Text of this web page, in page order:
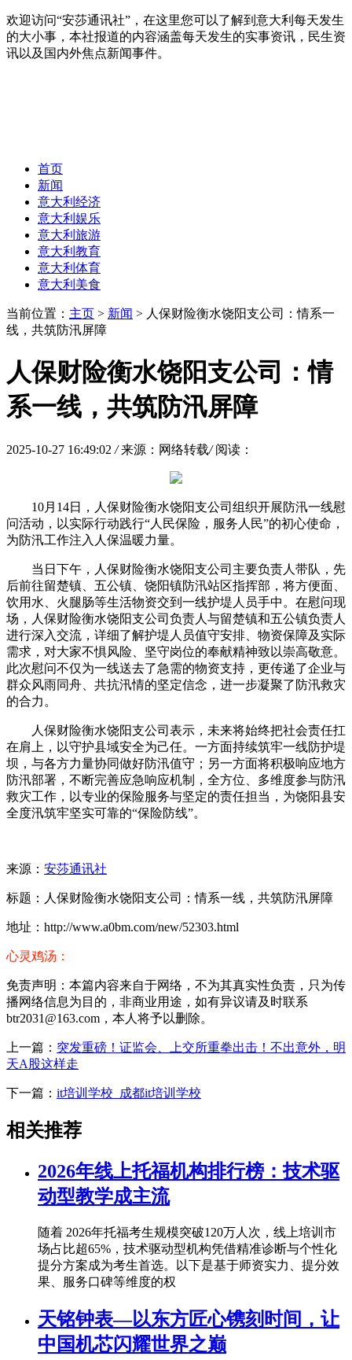
欢迎访问“安莎通讯社”，在这里您可以了解到意大利每天发生
的大小事，本社报道的内容涵盖每天发生的实事资讯，民生资
讯以及国内外焦点新闻事件。
首页
新闻
意大利经济
意大利娱乐
意大利旅游
意大利教育
意大利体育
意大利美食
当前位置： 主页 > 新闻 > 人保财险衡水饶阳支公司：情系一
线，共筑防汛屏障
人保财险衡水饶阳支公司：情
系一线，共筑防汛屏障
2025-10-27 16:49:02 / 来源：网络转载/ 阅读：
10月14日，人保财险衡水饶阳支公司组织开展防汛一线慰
问活动，以实际行动践行“人民保险，服务人民”的初心使命，
为防汛工作注入人保温暖力量。
当日下午，人保财险衡水饶阳支公司主要负责人带队，先
后前往留楚镇、五公镇、饶阳镇防汛站区指挥部，将方便面、
饮用水、火腿肠等生活物资交到一线护堤人员手中。在慰问现
场，人保财险衡水饶阳支公司负责人与留楚镇和五公镇负责人
进行深入交流，详细了解护堤人员值守安排、物资保障及实际
需求，对大家不惧风险、坚守岗位的奉献精神致以崇高敬意。
此次慰问不仅为一线送去了急需的物资支持，更传递了企业与
群众风雨同舟、共抗汛情的坚定信念，进一步凝聚了防汛救灾
的合力。
人保财险衡水饶阳支公司表示，未来将始终把社会责任扛
在肩上，以守护县域安全为己任。一方面持续筑牢一线防护堤
坝，与各方力量协同做好防汛值守；另一方面将积极响应地方
防汛部署，不断完善应急响应机制，全方位、多维度参与防汛
救灾工作，以专业的保险服务与坚定的责任担当，为饶阳县安
全度汛筑牢坚实可靠的“保险防线”。
来源： 安莎通讯社
标题：人保财险衡水饶阳支公司：情系一线，共筑防汛屏障
地址：http://www.a0bm.com/new/52303.html
心灵鸡汤：
免责声明：本篇内容来自于网络，不为其真实性负责，只为传
播网络信息为目的，非商业用途，如有异议请及时联系
btr2031@163.com，本人将予以删除。
上一篇： 突发重磅！证监会、上交所重拳出击！不出意外，明
天A股这样走
下一篇： it培训学校_成都it培训学校
相关推荐
2026年线上托福机构排行榜：技术驱
动型教学成主流
随着 2026年托福考生规模突破120万人次，线上培训市
场占比超65%，技术驱动型机构凭借精准诊断与个性化
提分方案成为考生首选。以下是基于师资实力、提分效
果、服务口碑等维度的权
天铭钟表—以东方匠心镌刻时间，让
中国机芯闪耀世界之巅